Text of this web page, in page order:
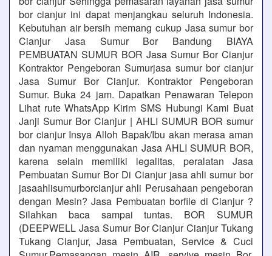
bor cianjur ini dapat menjangkau seluruh Indonesia.
Kebutuhan air bersih memang cukup Jasa sumur bor
Cianjur Jasa Sumur Bor Bandung BIAYA
PEMBUATAN SUMUR BOR Jasa Sumur Bor Cianjur
Kontraktor Pengeboran Sumurjasa sumur bor cianjur
Jasa Sumur Bor Cianjur. Kontraktor Pengeboran
Sumur. Buka 24 jam. Dapatkan Penawaran Telepon
Lihat rute WhatsApp Kirim SMS Hubungi Kami Buat
Janji Sumur Bor Cianjur | AHLI SUMUR BOR sumur
bor cianjur Insya Alloh Bapak/Ibu akan merasa aman
dan nyaman menggunakan Jasa AHLI SUMUR BOR,
karena selain memiliki legalitas, peralatan Jasa
Pembuatan Sumur Bor Di Cianjur jasa ahli sumur bor
jasaahlisumurborcianjur ahli Perusahaan pengeboran
dengan Mesin? Jasa Pembuatan borfile di Cianjur ?
Silahkan baca sampai tuntas. BOR SUMUR
(DEEPWELL Jasa Sumur Bor Cianjur Cianjur Tukang
Tukang Cianjur, Jasa Pembuatan, Service & Cuci